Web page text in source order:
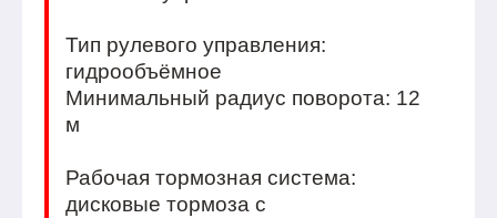
Тип рулевого управления:
гидрообъёмное
Минимальный радиус поворота: 12
м
Рабочая тормозная система:
дисковые тормоза с